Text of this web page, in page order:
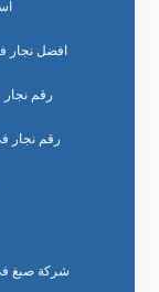
افضل نجار
رقم
رقم نجار
شركة صبغ